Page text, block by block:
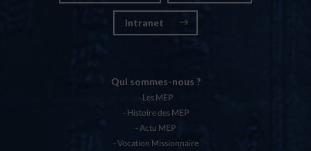
Intranet
Qui sommes-nous ?
Les MEP
Histoire des MEP
Actu MEP
Vocation Missionnaire